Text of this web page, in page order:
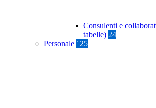
Consulenti e
tabelle) 24
Personale 125